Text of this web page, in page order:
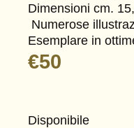
Dimensioni cm.
Numerose
Esemplare in
€50
Disponibile